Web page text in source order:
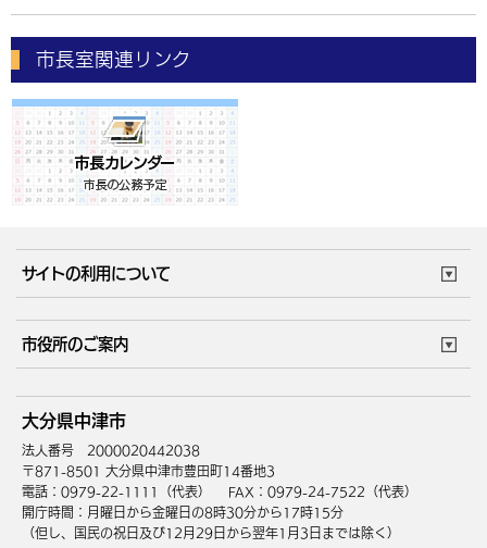
市長室関連リンク
サイトの利用について
サイトマップ
市役所のご案内
庁舎地図 組織案内
中津市へのアクセス
大分県中津市
法人番号 2000020442038
〒871-8501 大分県中津市豊田町14番地3
電話：0979-22-1111（代表）
FAX：0979-24-7522（代表）
開庁時間：月曜日から金曜日の8時30分から17時15分
（但し、国民の祝日及び12月29日から翌年1月3日までは除く）